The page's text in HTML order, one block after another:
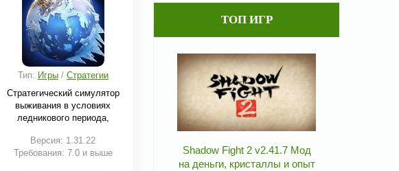
Тип: Игры/ Стратегии
Стратегический симулятор
выживания в условиях
ледникового периода,
Версия: 1.31.22
Требования: 7.0 и выше
ТОП ИГР
Shadow Fight 2 v2.41.7 Мод
на деньги, кристаллы и опыт